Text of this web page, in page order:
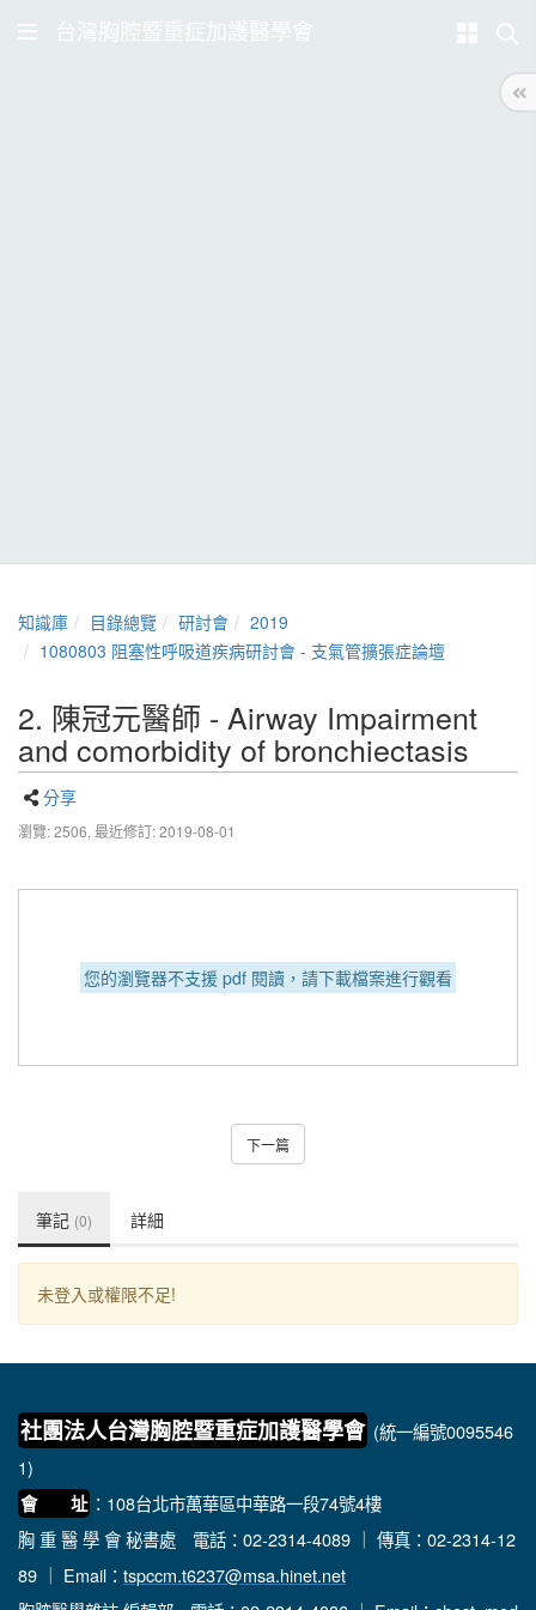
台灣胸腔暨重症加護醫學會
知識庫 目錄總覽 研討會
2019
1080803 阻塞性呼吸道疾病研討會 - 支氣管擴張症論壇
2. 陳冠元醫師 - Airway Impairment
and comorbidity of bronchiectasis
分享
瀏覽: 2506, 最近修訂: 2019-08-01
您的瀏覽器不支援 pdf 閱讀，請下載檔案進行觀看
下一篇
筆記 (0) 詳細
未登入或權限不足!
社團法人台灣胸腔暨重症加護醫學會 (統一編號0095546
1)
會 址 ：108台北市萬華區中華路一段74號4樓
胸 重 醫 學 會 秘書處 電話：02-2314-4089 ｜ 傳真：02-2314-12
89 ｜ Email： tspccm.t6237@msa.hinet.net